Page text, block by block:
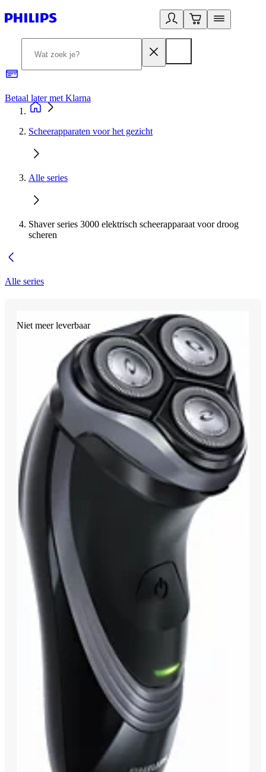
Betaal later met Klarna
Scheerapparaten voor het gezicht
Alle series
Shaver series 3000 elektrisch scheerapparaat voor droog
scheren
Alle series
Niet meer leverbaar